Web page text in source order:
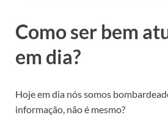
Como ser bem
em dia?
Hoje em dia nós somos
informação, não é mesmo?